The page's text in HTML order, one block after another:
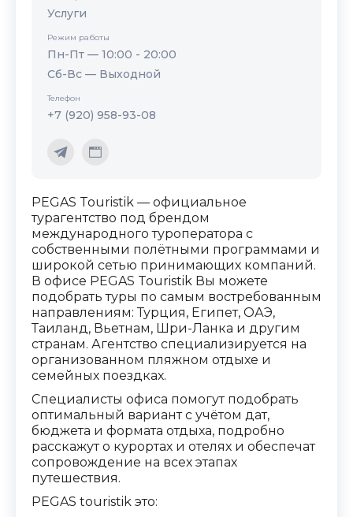
PEGAS Touristik — официальное
турагентство под брендом
международного туроператора с
собственными полётными программами и
широкой сетью принимающих компаний.
В офисе PEGAS Touristik Вы можете
подобрать туры по самым востребованным
направлениям: Турция, Египет, ОАЭ,
Таиланд, Вьетнам, Шри-Ланка и другим
странам. Агентство специализируется на
организованном пляжном отдыхе и
семейных поездках.
Специалисты офиса помогут подобрать
оптимальный вариант с учётом дат,
бюджета и формата отдыха, подробно
расскажут о курортах и отелях и обеспечат
сопровождение на всех этапах
путешествия.
PEGAS touristik это:
Услуги
Режим работы
Пн-Пт — 10:00 - 20:00
Сб-Вс — Выходной
Телефон
+7 (920) 958-93-08